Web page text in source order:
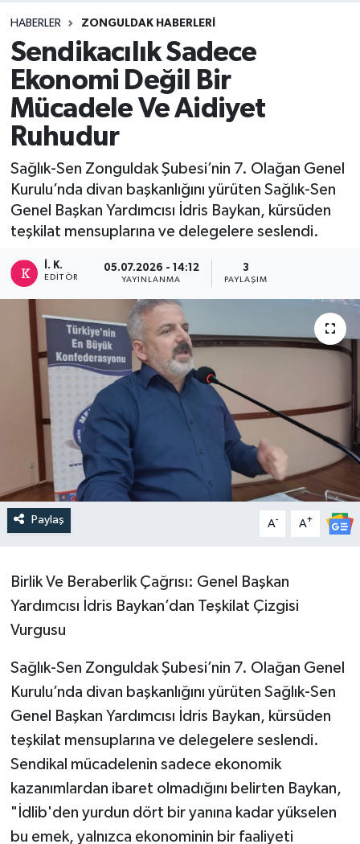
HABERLER ZONGULDAK HABERLERI
Sendikacılık Sadece
Ekonomi Değil Bir
Mücadele Ve Aidiyet
Ruhudur
Sağlık-Sen Zonguldak Şubesi’nin 7. Olağan Genel
Kurulu’nda divan başkanlığını yürüten Sağlık-Sen
Genel Başkan Yardımcısı İdris Baykan, kürsüden
teşkilat mensuplarına ve delegelere seslendi.
İ. K.
EDITÖR
05.07.2026 - 14:12
YAYINLANMA
3
PAYLAŞIM
Paylaş A- A+
Birlik Ve Beraberlik Çağrısı: Genel Başkan
Yardımcısı İdris Baykan’dan Teşkilat Çizgisi
Vurgusu
​Sağlık-Sen Zonguldak Şubesi’nin 7. Olağan Genel
Kurulu’nda divan başkanlığını yürüten Sağlık-Sen
Genel Başkan Yardımcısı İdris Baykan, kürsüden
teşkilat mensuplarına ve delegelere seslendi.
Sendikal mücadelenin sadece ekonomik
kazanımlardan ibaret olmadığını belirten Baykan,
"İdlib'den yurdun dört bir yanına kadar yükselen
bu emek, yalnızca ekonominin bir faaliyeti
DEVREK
EREĞLİ
KARABÜK
KASTAMONU